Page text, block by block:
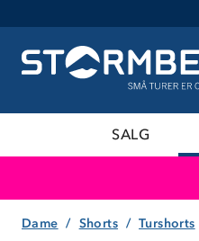
SALG
Dame Shorts Turshorts